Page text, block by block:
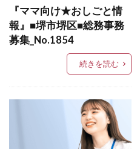
『ママ向け★おしごと情
報』■堺市堺区■総務事務
募集_No.1854
続きを読む